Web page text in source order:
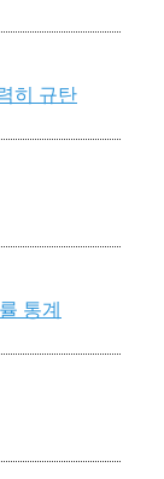
히 규탄
통계